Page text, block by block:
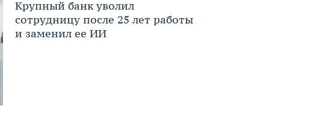
Крупный банк уволил
сотрудницу после 25 лет работы
и заменил ее ИИ